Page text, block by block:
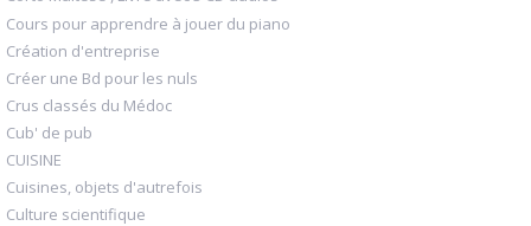
Cours pour apprendre à jouer du piano
Création d'entreprise
Créer une Bd pour les nuls
Crus classés du Médoc
Cub' de pub
CUISINE
Cuisines, objets d'autrefois
Culture scientifique